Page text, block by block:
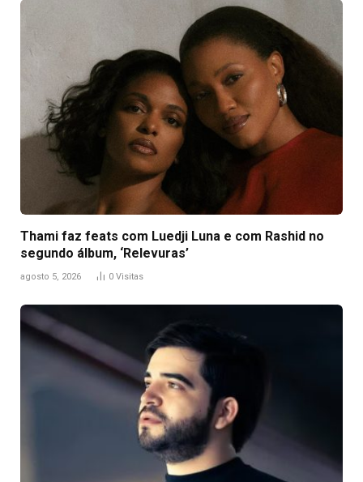
Thami faz feats com Luedji Luna e com Rashid no
segundo álbum, ‘Relevuras’
agosto 5, 2026 0 Visitas